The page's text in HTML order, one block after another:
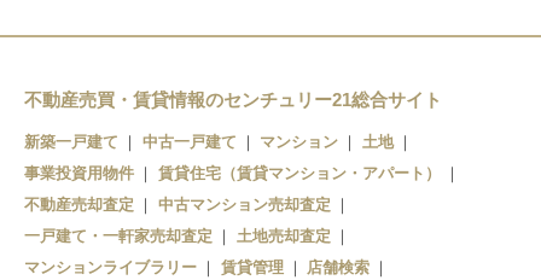
不動産売買・賃貸情報のセンチュリー21総合サイト
新築一戸建て 中古一戸建て マンション
土地
事業投資用物件
賃貸住宅（賃貸マンション・アパート）
不動産売却査定
中古マンション売却査定
一戸建て・一軒家売却査定
土地売却査定
マンションライブラリー
賃貸管理
店舗検索